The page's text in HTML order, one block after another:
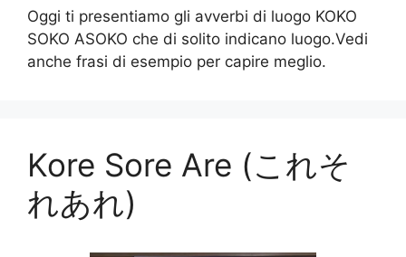
Oggi ti presentiamo gli avverbi di luogo KOKO
SOKO ASOKO che di solito indicano luogo.Vedi
anche frasi di esempio per capire meglio.
Kore Sore Are (これそ
れあれ)